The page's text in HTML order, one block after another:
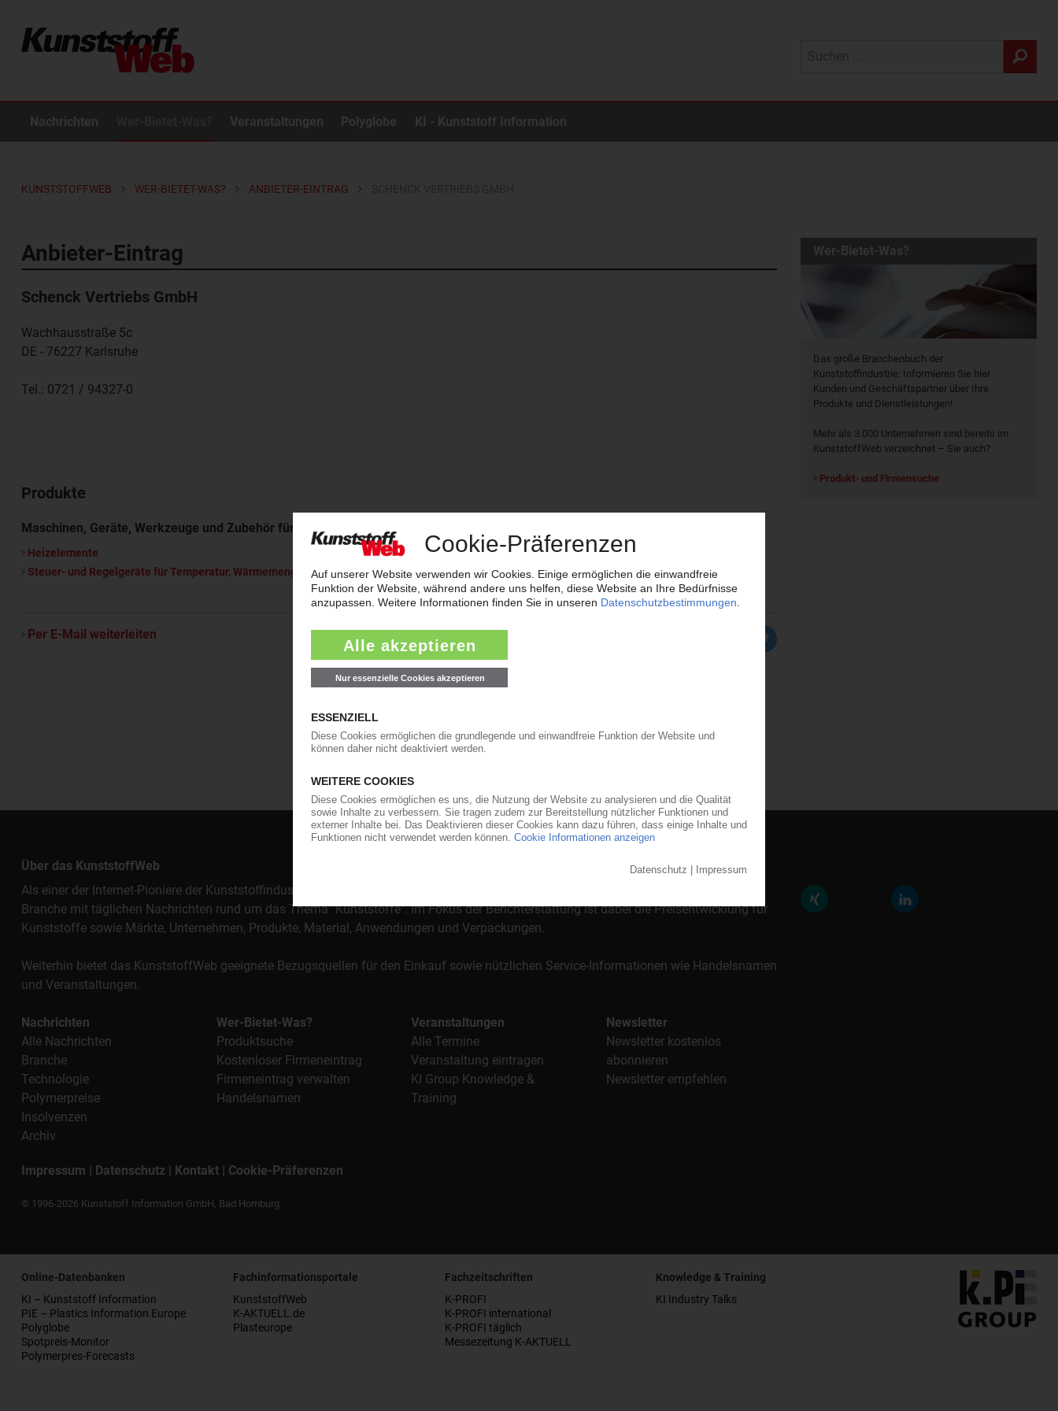
Nachrichten Veranstaltungen Polyglobe KI - Kunststoff Information
KUNSTSTOFFWEB WER-BIETET-WAS? ANBIETER-EINTRAG
Anbieter-Eintrag
Schenck Vertriebs GmbH
Wachhausstraße 5c
DE - 76227 Karlsruhe
Tel.: 0721 / 94327-0
Produkte
Maschinen, Geräte, Werkzeuge und Zubehör für die Kunststoffverarbeitung
Heizelemente
Steuer- und Regelgeräte für Temperatur, Wärmemenge
Per E-Mail weiterleiten
Wer-Bietet-Was?
Das große Branchenbuch der
Kunststoffindustrie: Informieren Sie hier
Kunden und Geschäftspartner über Ihre
Produkte und Dienstleistungen!
Mehr als 3.000 Unternehmen sind bereits im
KunststoffWeb verzeichnet – Sie auch?
Produkt- und Firmensuche
Über das KunststoffWeb
Als einer der Internet-Pioniere der Kunststoffindustrie versorgt das KunststoffWeb bereits seit 1996 die Fach- und Führungskräfte der
Branche mit täglichen Nachrichten rund um das Thema "Kunststoffe". Im Fokus der Berichterstattung ist dabei die Preisentwicklung für
Kunststoffe sowie Märkte, Unternehmen, Produkte, Material, Anwendungen und Verpackungen.
Weiterhin bietet das KunststoffWeb geeignete Bezugsquellen für den Einkauf sowie nützlichen Service-Informationen wie Handelsnamen
und Veranstaltungen.
Nachrichten
Alle Nachrichten
Branche
Technologie
Polymerpreise
Insolvenzen
Archiv
Wer-Bietet-Was?
Produktsuche
Kostenloser Firmeneintrag
Firmeneintrag verwalten
Handelsnamen
Veranstaltungen
Alle Termine
Veranstaltung eintragen
KI Group Knowledge &
Training
Newsletter
Newsletter kostenlos
abonnieren
Newsletter empfehlen
Impressum | Datenschutz | Kontakt | Cookie-Präferenzen
© 1996-2026 Kunststoff Information GmbH, Bad Homburg
Online-Datenbanken
KI – Kunststoff Information
PIE – Plastics Information Europe
Polyglobe
Spotpreis-Monitor
Polymerpres-Forecasts
Fachinformationsportale
KunststoffWeb
K-AKTUELL.de
Plasteurope
Fachzeitschriften
K-PROFI
K-PROFI international
K-PROFI täglich
Messezeitung K-AKTUELL
Knowledge & Training
KI Industry Talks